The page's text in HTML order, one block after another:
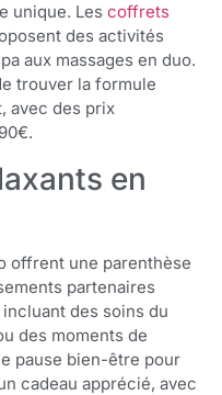
unique. Les coffrets
des activités
aux massages en duo.
trouver la formule
avec des prix
en
offrent une parenthèse
partenaires
des soins du
des moments de
pause bien-être pour
cadeau apprécié, avec